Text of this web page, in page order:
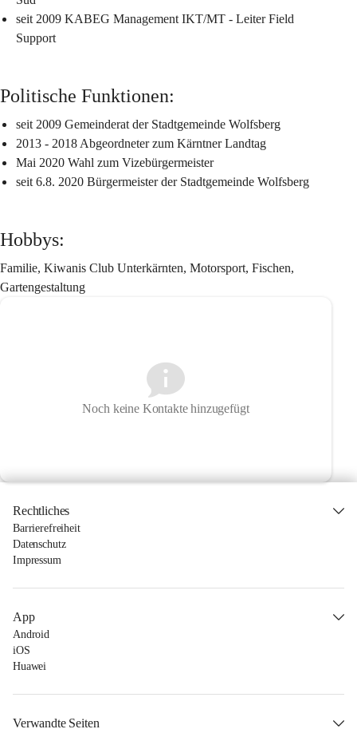
seit 2009 KABEG Management IKT/MT - Leiter Field
Support
Politische Funktionen:
seit 2009 Gemeinderat der Stadtgemeinde Wolfsberg
2013 - 2018 Abgeordneter zum Kärntner Landtag
Mai 2020 Wahl zum Vizebürgermeister
seit 6.8. 2020 Bürgermeister der Stadtgemeinde Wolfsberg
Hobbys:
Familie, Kiwanis Club Unterkärnten, Motorsport, Fischen,
Gartengestaltung
Noch keine Kontakte hinzugefügt
Rechtliches
Barrierefreiheit
Datenschutz
Impressum
App
Android
iOS
Huawei
Verwandte Seiten